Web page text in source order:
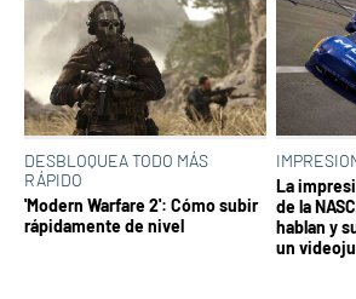
DESBLOQUEA TODO MÁS
RÁPIDO
'Modern Warfare 2': Cómo subir
rápidamente de nivel
La
de la
hablan y
un